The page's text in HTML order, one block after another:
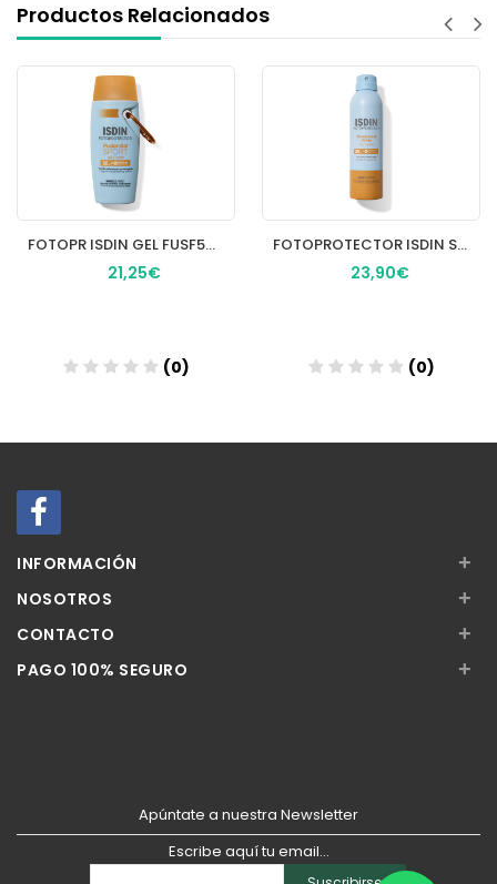
Productos Relacionados
FOTOPR ISDIN GEL FUSF50+ 100ML
21,25€
(0)
FOTOPROTECTOR ISDIN SPF30 SPRAY TRANSPARENT WET
23,90€
(0)
INFORMACIÓN +
NOSOTROS +
CONTACTO +
PAGO 100% SEGURO +
Apúntate a nuestra Newsletter
Escribe aquí tu email...